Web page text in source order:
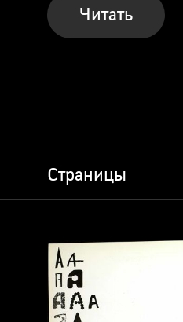
Читать
Страницы